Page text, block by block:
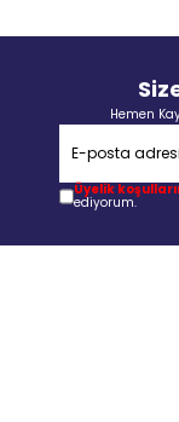
Hemen
Üyelik
ediyorum.